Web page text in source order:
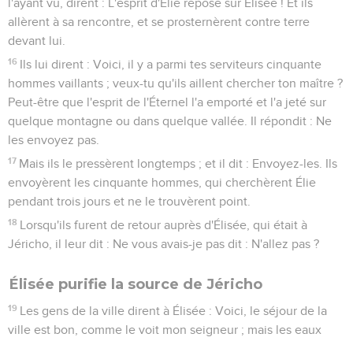
l'ayant vu, dirent : L'esprit d'Élie repose sur Élisée ! Et ils
allèrent à sa rencontre, et se prosternèrent contre terre
devant lui.
16 Ils lui dirent : Voici, il y a parmi tes serviteurs cinquante
hommes vaillants ; veux-tu qu'ils aillent chercher ton maître ?
Peut-être que l'esprit de l'Éternel l'a emporté et l'a jeté sur
quelque montagne ou dans quelque vallée. Il répondit : Ne
les envoyez pas.
17 Mais ils le pressèrent longtemps ; et il dit : Envoyez-les. Ils
envoyèrent les cinquante hommes, qui cherchèrent Élie
pendant trois jours et ne le trouvèrent point.
18 Lorsqu'ils furent de retour auprès d'Élisée, qui était à
Jéricho, il leur dit : Ne vous avais-je pas dit : N'allez pas ?
Élisée purifie la source de Jéricho
19 Les gens de la ville dirent à Élisée : Voici, le séjour de la
ville est bon, comme le voit mon seigneur ; mais les eaux